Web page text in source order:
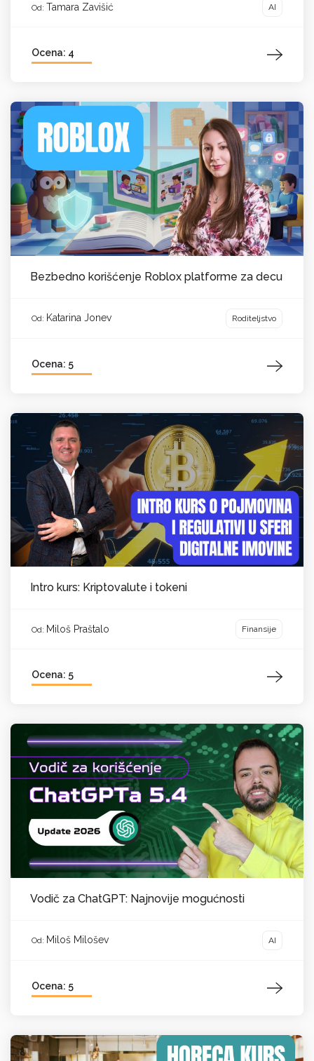
Od: Tamara Zavišić AI
Ocena: 4
Bezbedno korišćenje Roblox platforme za decu
Od: Katarina Jonev Roditeljstvo
Ocena: 5
Intro kurs: Kriptovalute i tokeni
Od: Miloš Praštalo Finansije
Ocena: 5
Vodič za ChatGPT: Najnovije mogućnosti
Od: Miloš Milošev AI
Ocena: 5